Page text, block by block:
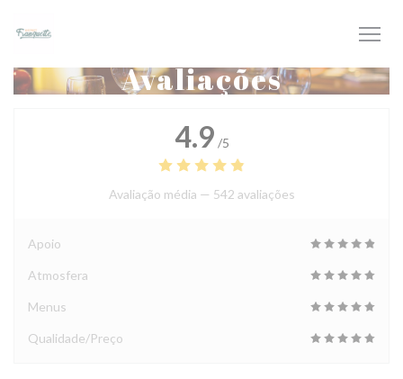
Avaliações
4.9 /5
Avaliação média — 542 avaliações
Apoio
Atmosfera
Menus
Qualidade/Preço